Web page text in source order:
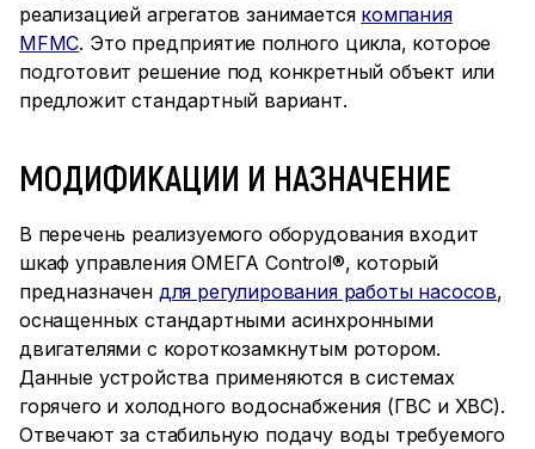
реализацией агрегатов занимается компания
MFMC. Это предприятие полного цикла, которое
подготовит решение под конкретный объект или
предложит стандартный вариант.
МОДИФИКАЦИИ И НАЗНАЧЕНИЕ
В перечень реализуемого оборудования входит
шкаф управления ОМЕГА Control®, который
предназначен для регулирования работы насосов,
оснащенных стандартными асинхронными
двигателями с короткозамкнутым ротором.
Данные устройства применяются в системах
горячего и холодного водоснабжения (ГВС и ХВС).
Отвечают за стабильную подачу воды требуемого